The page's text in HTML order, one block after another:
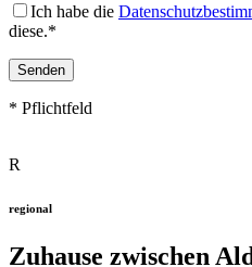
Ich habe die
diese.*
* Pflichtfeld
lasse
Feld
R
regional
Zuhause zwischen